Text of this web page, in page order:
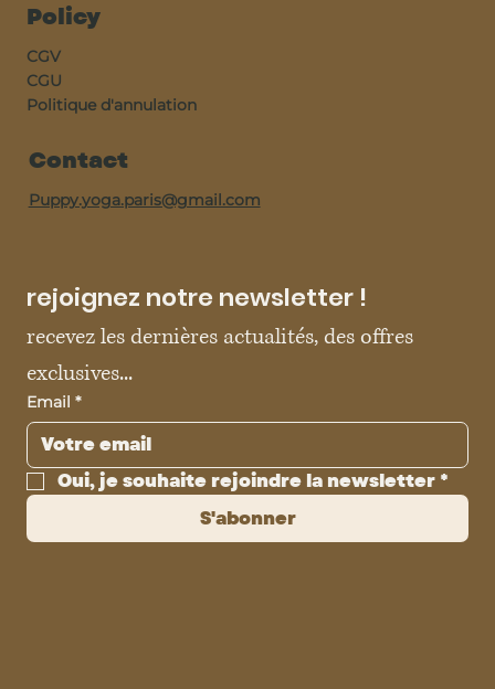
Policy
CGV
CGU
Politique d'annulation
Contact
Puppy.yoga.paris@gmail.com
rejoignez notre newsletter !
recevez les dernières actualités, des offres
exclusives...
Email *
Oui, je souhaite rejoindre la newsletter *
S'abonner